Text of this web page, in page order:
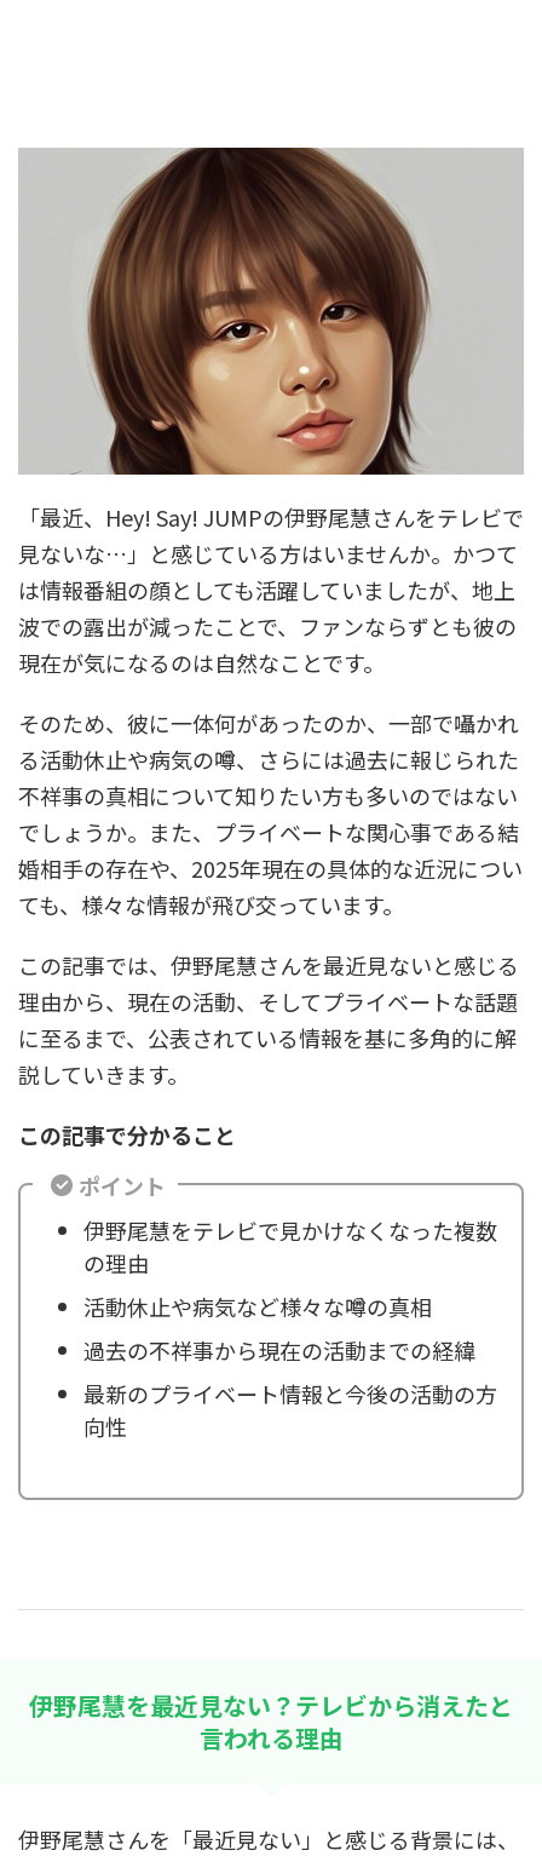
「最近、Hey! Say! JUMPの伊野尾慧さんをテレビで
見ないな…」と感じている方はいませんか。かつて
は情報番組の顔としても活躍していましたが、地上
波での露出が減ったことで、ファンならずとも彼の
現在が気になるのは自然なことです。
そのため、彼に一体何があったのか、一部で囁かれ
る活動休止や病気の噂、さらには過去に報じられた
不祥事の真相について知りたい方も多いのではない
でしょうか。また、プライベートな関心事である結
婚相手の存在や、2025年現在の具体的な近況につい
ても、様々な情報が飛び交っています。
この記事では、伊野尾慧さんを最近見ないと感じる
理由から、現在の活動、そしてプライベートな話題
に至るまで、公表されている情報を基に多角的に解
説していきます。
この記事で分かること
ポイント
伊野尾慧をテレビで見かけなくなった複数
の理由
活動休止や病気など様々な噂の真相
過去の不祥事から現在の活動までの経緯
最新のプライベート情報と今後の活動の方
向性
伊野尾慧を最近見ない？テレビから消えたと
言われる理由
伊野尾慧さんを「最近見ない」と感じる背景には、